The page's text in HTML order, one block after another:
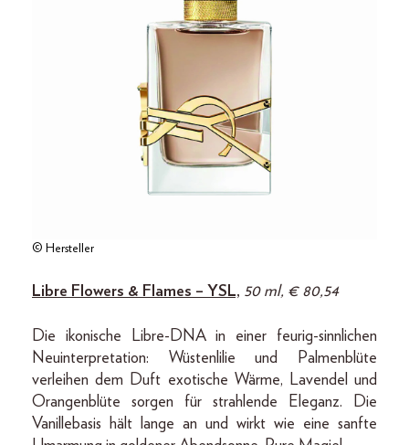
© Hersteller
Libre Flowers & Flames – YSL, 50 ml, € 80,54
Die ikonische Libre-DNA in einer feurig-sinnlichen
Neuinterpretation: Wüstenlilie und Palmenblüte
verleihen dem Duft exotische Wärme, Lavendel und
Orangenblüte sorgen für strahlende Eleganz. Die
Vanillebasis hält lange an und wirkt wie eine sanfte